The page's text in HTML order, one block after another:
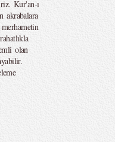
Kur'an-ı
akrabalara
olan